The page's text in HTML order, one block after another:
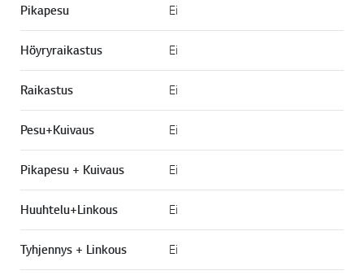
Pikapesu Ei
Höyryraikastus Ei
Raikastus Ei
Pesu+Kuivaus Ei
Pikapesu + Kuivaus Ei
Huuhtelu+Linkous Ei
Tyhjennys + Linkous Ei